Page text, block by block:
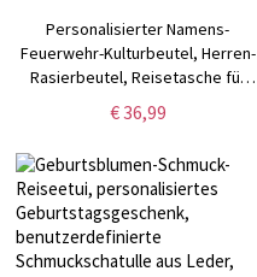
Personalisierter Namens-
Feuerwehr-Kulturbeutel, Herren-
Rasierbeutel, Reisetasche für
Vatertags-/Geburtstagsgeschenk
€ 36,99